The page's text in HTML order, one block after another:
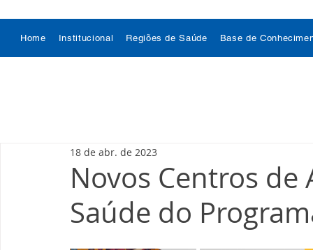
Home Institucional Regiões de Saúde Base de
Novos Centros
Saúde do
18 de abr. de 2023